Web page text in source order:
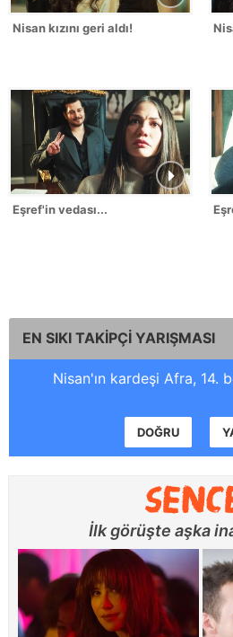
Nisan kızını geri aldı!
Eşref'in vedası...
EN SIKI TAKİPÇİ YARIŞMASI
Nisan'ın kardeşi Afra, 14.
DOĞRU
İlk görüşte aşka